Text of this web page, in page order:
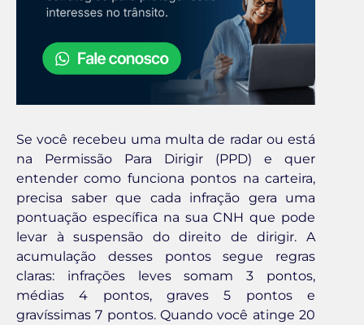
Se você recebeu uma multa de radar ou está
na Permissão Para Dirigir (PPD) e quer
entender como funciona pontos na carteira,
precisa saber que cada infração gera uma
pontuação específica na sua CNH que pode
levar à suspensão do direito de dirigir. A
acumulação desses pontos segue regras
claras: infrações leves somam 3 pontos,
médias 4 pontos, graves 5 pontos e
gravíssimas 7 pontos. Quando você atinge 20